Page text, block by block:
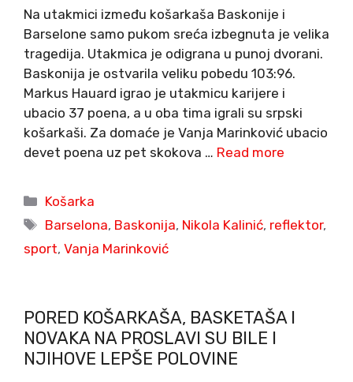
Na utakmici između košarkaša Baskonije i
Barselone samo pukom sreća izbegnuta je velika
tragedija. Utakmica je odigrana u punoj dvorani.
Baskonija je ostvarila veliku pobedu 103:96.
Markus Hauard igrao je utakmicu karijere i
ubacio 37 poena, a u oba tima igrali su srpski
košarkaši. Za domaće je Vanja Marinković ubacio
devet poena uz pet skokova … Read more
Categories
Košarka
Tags
Barselona, Baskonija, Nikola Kalinić, reflektor,
sport, Vanja Marinković
PORED KOŠARKAŠA, BASKETAŠA I
NOVAKA NA PROSLAVI SU BILE I
NJIHOVE LEPŠE POLOVINE